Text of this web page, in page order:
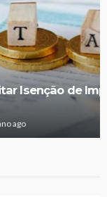
de Renda por